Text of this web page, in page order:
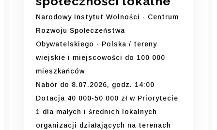
Narodowy Instytut Wolności - Centrum
Rozwoju Społeczeństwa
Obywatelskiego - Polska / tereny
wiejskie i miejscowości do 100 000
mieszkańców
Nabór do 8.07.2026, godz. 14:00
Dotacja 40 000-50 000 zł w Priorytecie
1 dla małych i średnich lokalnych
organizacji działających na terenach